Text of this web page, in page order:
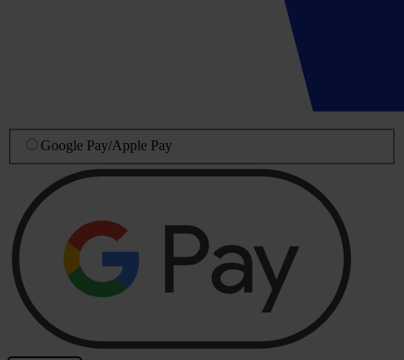
Google Pay/Apple Pay